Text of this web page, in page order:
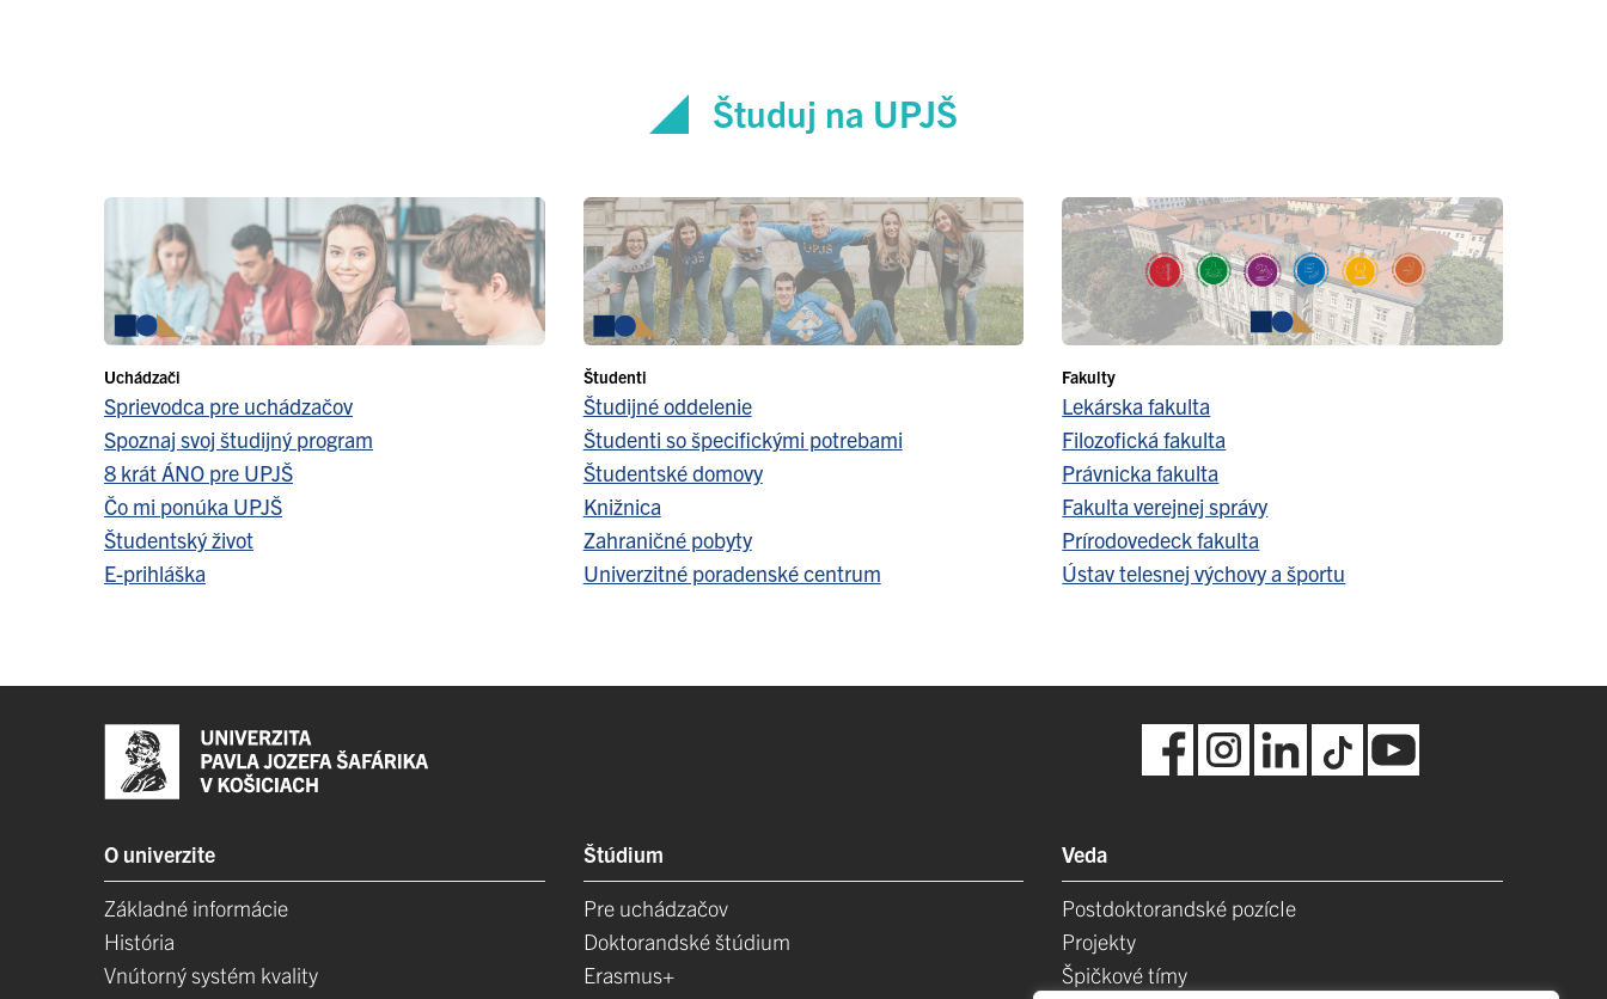
Študuj na UPJŠ
Uchádzači
Sprievodca pre uchádzačov
Spoznaj svoj študijný program
8 krát ÁNO pre UPJŠ
Čo mi ponúka UPJŠ
Študentský život
E-prihláška
Študenti
Študijné oddelenie
Študenti so špecifickými potrebami
Študentské domovy
Knižnica
Zahraničné pobyty
Univerzitné poradenské centrum
Fakulty
Lekárska fakulta
Filozofická fakulta
Právnicka fakulta
Fakulta verejnej správy
Prírodovedeck fakulta
Ústav telesnej výchovy a športu
O univerzite
Základné informácie
História
Vnútorný systém kvality
Štúdium
Pre uchádzačov
Doktorandské štúdium
Erasmus+
Veda
Postdoktorandské pozícIe
Projekty
Špičkové tímy